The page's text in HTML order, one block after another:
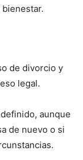
de divorcio y
legal.
aunque
de nuevo o si